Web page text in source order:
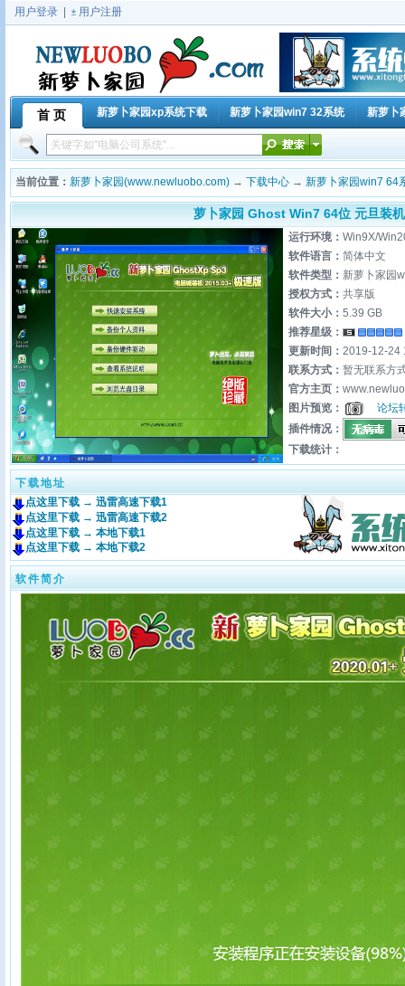
用户登录 用户注册
首 页 新萝卜家园xp系统下载 新萝卜家园win7 32系统 新萝卜
当前位置： 新萝卜家园(www.newluobo.com) → 下载中心 → 新萝卜家园win7 64
萝卜家园 Ghost Win7 64位 元旦装
运行环境： Win9X/
软件语言： 简体中文
软件类型： 新萝卜家园
授权方式： 共享版
软件大小： 5.39 GB
推荐星级：
更新时间： 2019-12-24
联系方式： 暂无联系方
官方主页：
图片预览：
论坛
插件情况：
下载统计：
下载地址
点这里下载 → 迅雷高速下载1
点这里下载 → 迅雷高速下载2
点这里下载 → 本地下载1
点这里下载 → 本地下载2
软件简介